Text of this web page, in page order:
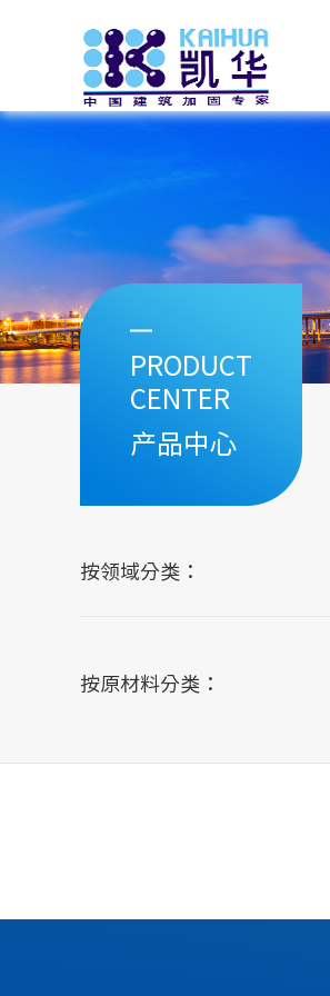
PRODUCT
CENTER
产品中心
按领域分类：
按原材料分类：